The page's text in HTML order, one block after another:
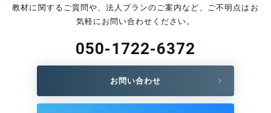
教材に関するご質問や、法人プランのご案内など、ご不明点はお
気軽にお問い合わせください。
050-1722-6372
お問い合わせ